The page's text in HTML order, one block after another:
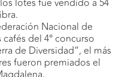
lotes fue vendido a 54
Nacional de
del 4° concurso
de Diversidad”, el más
fueron premiados el